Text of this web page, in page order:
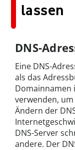
lassen
DNS-
Eine DNS-
als das
Domainnamen
verwenden,
Ändern der
DNS-Server
andere. Der